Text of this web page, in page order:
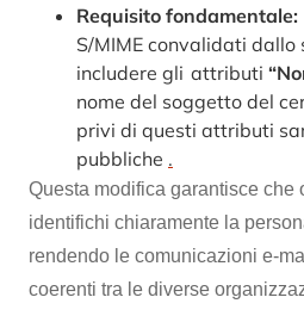
Requisito fondamentale:
S/MIME convalidati dallo
includere gli attributi
nome del soggetto del
privi di questi attributi
pubbliche .
Questa modifica garantisce che
identifichi chiaramente la
rendendo le comunicazioni e-
coerenti tra le diverse